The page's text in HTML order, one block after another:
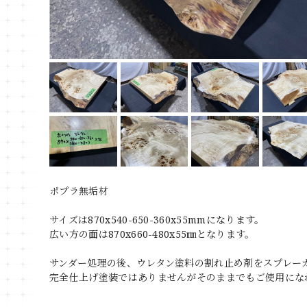
ポプラ無垢材
サイズは870x540-650-360x55mmになります。
広い方の面は870x660-480x55㎜となります。
サンダー処理の後、ウレタン塗料の割れ止め剤をスプレ
完全仕上げ塗装ではありませんがそのままでもご使用にな